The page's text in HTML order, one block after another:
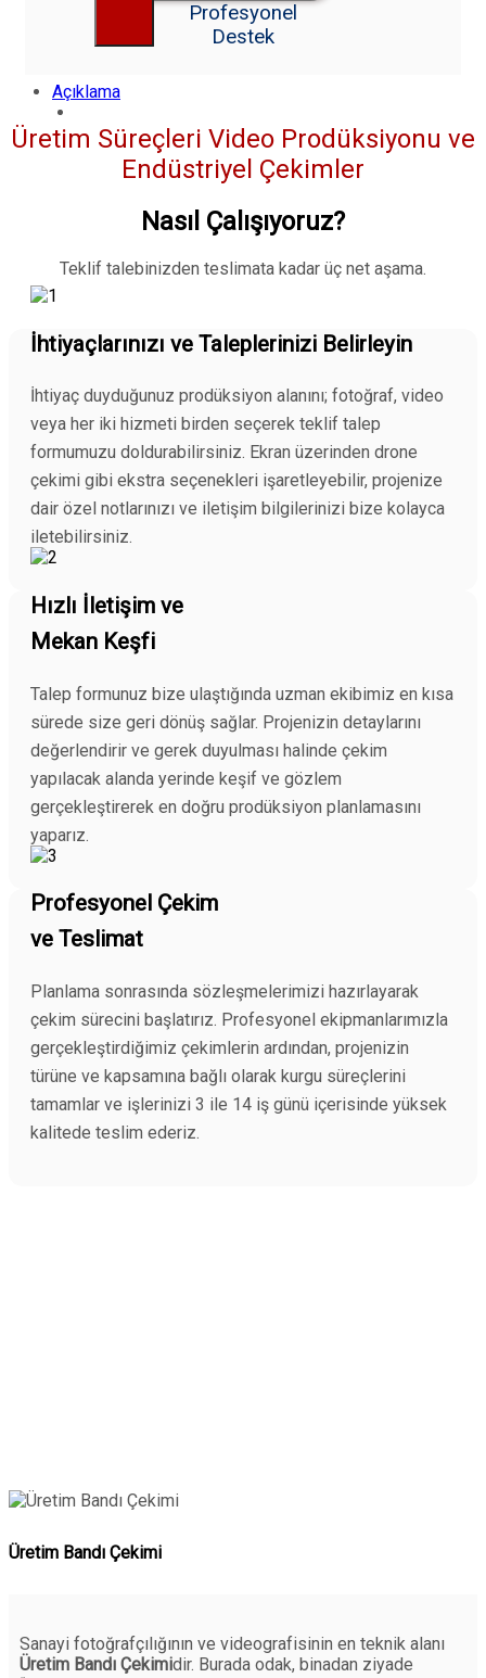
Profesyonel
Destek
Açıklama
Üretim Süreçleri Video Prodüksiyonu ve
Endüstriyel Çekimler
Nasıl Çalışıyoruz?
Teklif talebinizden teslimata kadar üç net aşama.
İhtiyaçlarınızı ve Taleplerinizi Belirleyin
İhtiyaç duyduğunuz prodüksiyon alanını; fotoğraf, video
veya her iki hizmeti birden seçerek teklif talep
formumuzu doldurabilirsiniz. Ekran üzerinden drone
çekimi gibi ekstra seçenekleri işaretleyebilir, projenize
dair özel notlarınızı ve iletişim bilgilerinizi bize kolayca
iletebilirsiniz.
Hızlı İletişim ve
Mekan Keşfi
Talep formunuz bize ulaştığında uzman ekibimiz en kısa
sürede size geri dönüş sağlar. Projenizin detaylarını
değerlendirir ve gerek duyulması halinde çekim
yapılacak alanda yerinde keşif ve gözlem
gerçekleştirerek en doğru prodüksiyon planlamasını
yaparız.
Profesyonel Çekim
ve Teslimat
Planlama sonrasında sözleşmelerimizi hazırlayarak
çekim sürecini başlatırız. Profesyonel ekipmanlarımızla
gerçekleştirdiğimiz çekimlerin ardından, projenizin
türüne ve kapsamına bağlı olarak kurgu süreçlerini
tamamlar ve işlerinizi 3 ile 14 iş günü içerisinde yüksek
kalitede teslim ederiz.
Üretim Bandı Çekimi
Sanayi fotoğrafçılığının ve videografisinin en teknik alanı
Üretim Bandı Çekimidir. Burada odak, binadan ziyade